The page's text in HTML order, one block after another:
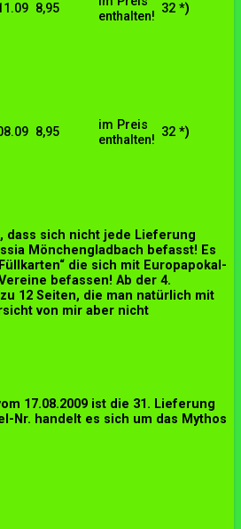
8,95
enthalten!
32 *)
8,95
im Preis
enthalten!
32 *)
dass sich nicht jede Lieferung
Mönchengladbach befasst! Es
die sich mit Europapokal-
befassen! Ab der 4.
12 Seiten, die man natürlich mit
von mir aber nicht
17.08.2009 ist die 31. Lieferung
Nr. handelt es sich um das Mythos